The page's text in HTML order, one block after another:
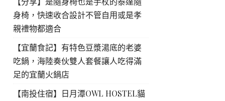
身椅，快速收合設計不管自用或是孝
親禮物都適合
【宜蘭食記】有特色豆漿湯底的老婆
吃鍋，海陸奏伙雙人套餐讓人吃得滿
足的宜蘭火鍋店
【南投住宿】日月潭OWL HOSTEL貓